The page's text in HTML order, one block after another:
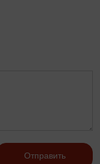
Отправить